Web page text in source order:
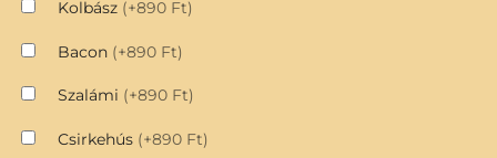
Kolbász (+890 Ft)
Bacon (+890 Ft)
Szalámi (+890 Ft)
Csirkehús (+890 Ft)